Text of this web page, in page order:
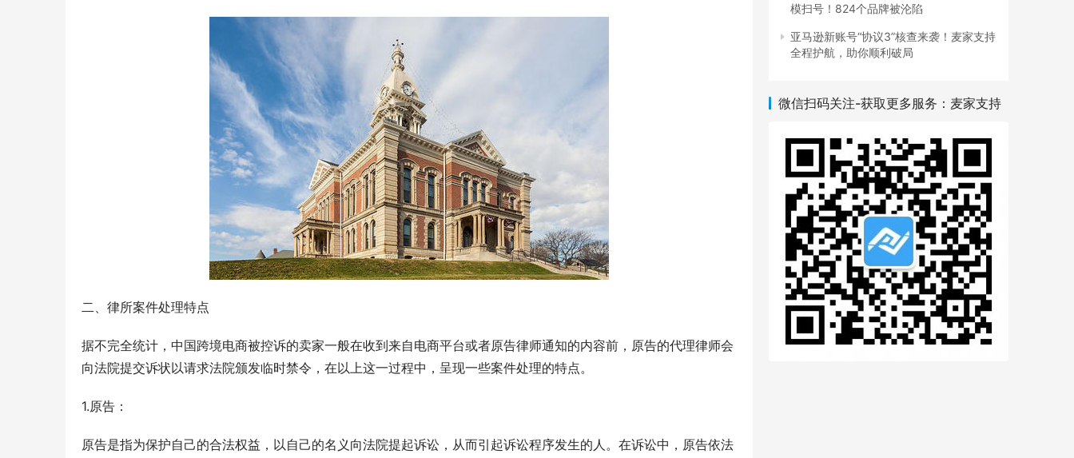
二、律所案件处理特点
据不完全统计，中国跨境电商被控诉的卖家一般在收到来自电商平台或者原告律师通知的内容前，原告的代理律师会
向法院提交诉状以请求法院颁发临时禁令，在以上这一过程中，呈现一些案件处理的特点。
1.原告：
原告是指为保护自己的合法权益，以自己的名义向法院提起诉讼，从而引起诉讼程序发生的人。在诉讼中，原告依法
模扫号！824个品牌被沦陷
亚马逊新账号“协议3”核查来袭！麦家支持
全程护航，助你顺利破局
微信扫码关注-获取更多服务：麦家支持